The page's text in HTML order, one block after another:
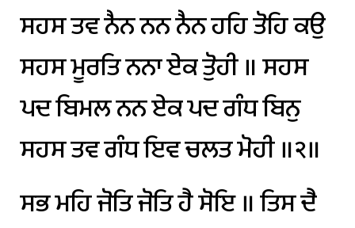
ਸਹਸਤਵਨੈਨਨਨਨੈਨਹਹਿਤੋਹਿਕਉ
ਸਹਸਮੂਰਤਿਨਨਾਏਕਤੋੁਹੀ॥ਸਹਸ
ਪਦਬਿਮਲਨਨਏਕਪਦਗੰਧਬਿਨੁ
ਸਹਸਤਵਗੰਧਇਵਚਲਤਮੋਹੀ॥੨॥
ਸਭਮਹਿਜੋਤਿਜੋਤਿਹੈਸੋਇ॥ਤਿਸਦੈ